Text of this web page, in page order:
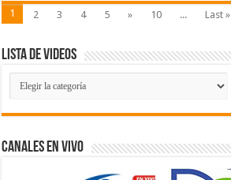
1 2 3 4 5 » 10 ... Last »
Lista de Videos
Lista
de
Videos
Canales En Vivo